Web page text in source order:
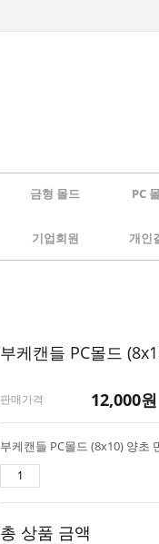
금형 몰드 PC
기업회원 개인
부케캔들 PC몰드
판매가격 12,000원
총 상품 금액